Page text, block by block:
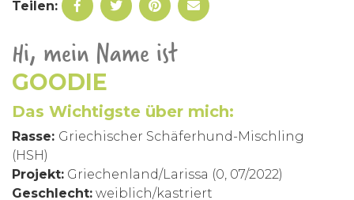
Teilen:
Hi, mein Name ist
GOODIE
Das Wichtigste über mich:
Rasse: Griechischer Schäferhund-Mischling
(HSH)
Projekt: Griechenland/Larissa (0, 07/2022)
Geschlecht: weiblich/kastriert